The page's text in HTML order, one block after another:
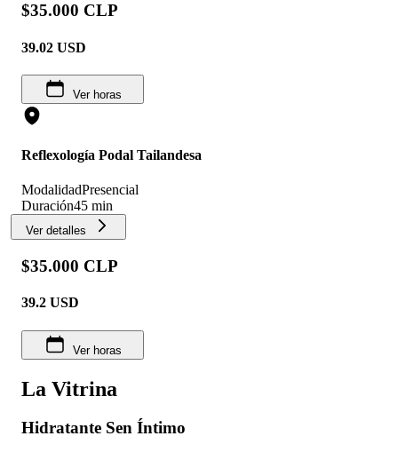
$35.000 CLP
39.02 USD
Ver horas
Reflexología Podal Tailandesa
ModalidadPresencial
Duración45 min
Ver detalles
$35.000 CLP
39.2 USD
Ver horas
La Vitrina
Hidratante Sen Íntimo